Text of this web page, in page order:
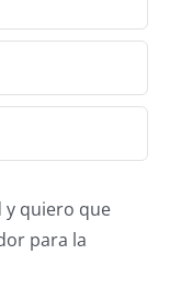
y quiero que
para la